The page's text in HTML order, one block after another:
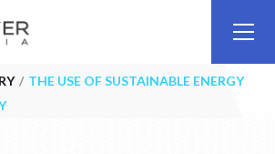
THE USE OF SUSTAINABLE ENERGY